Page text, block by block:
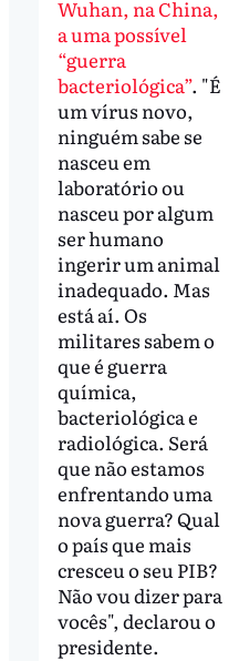
Wuhan, na China,
a uma possível
“guerra
bacteriológica”. "É
um vírus novo,
ninguém sabe se
nasceu em
laboratório ou
nasceu por algum
ser humano
ingerir um animal
inadequado. Mas
está aí. Os
militares sabem o
que é guerra
química,
bacteriológica e
radiológica. Será
que não estamos
enfrentando uma
nova guerra? Qual
o país que mais
cresceu o seu PIB?
Não vou dizer para
vocês", declarou o
presidente.